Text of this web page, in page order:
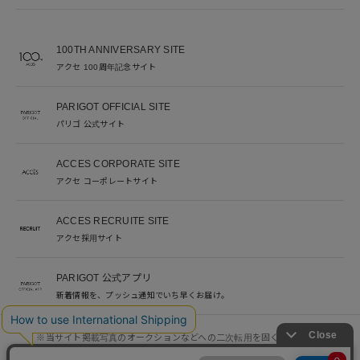
100TH ANNIVERSARY SITE
アクセ 100周年記念サイト
PARIGOT OFFICIAL SITE
パリゴ 公式サイト
ACCES CORPORATE SITE
アクセ コーポレートサイト
ACCES RECRUITE SITE
アクセ採用サイト
PARIGOT 公式アプリ
新着情報を、プッシュ通知でいち早くお届け。
※当サイト掲載写真のオークションなどへの二次転用を固く禁じます。